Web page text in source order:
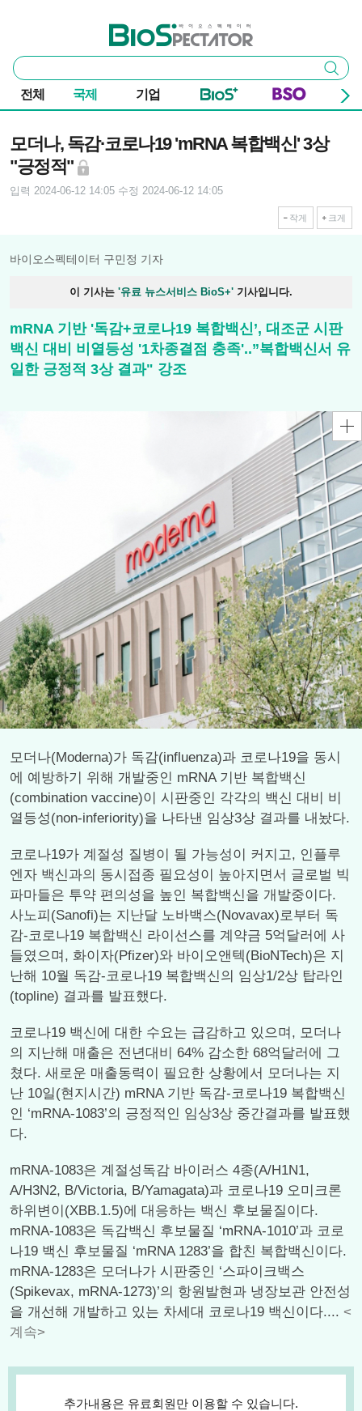
바이오스펙테이터
통
합
검
색
검색
전체 국제 기업
모더나, 독감·코로나19 'mRNA 복합백신' 3상
"긍정적"
입력 2024-06-12 14:05 수정 2024-06-12 14:05
작게 크게
바이오스펙테이터 구민정 기자
이 기사는 '유료 뉴스서비스 BioS+' 기사입니다.
mRNA 기반 '독감+코로나19 복합백신’, 대조군 시판
백신 대비 비열등성 '1차종결점 충족'..”복합백신서 유
일한 긍정적 3상 결과" 강조
모더나(Moderna)가 독감(influenza)과 코로나19을 동시
에 예방하기 위해 개발중인 mRNA 기반 복합백신
(combination vaccine)이 시판중인 각각의 백신 대비 비
열등성(non-inferiority)을 나타낸 임상3상 결과를 내놨다.
코로나19가 계절성 질병이 될 가능성이 커지고, 인플루
엔자 백신과의 동시접종 필요성이 높아지면서 글로벌 빅
파마들은 투약 편의성을 높인 복합백신을 개발중이다.
사노피(Sanofi)는 지난달 노바백스(Novavax)로부터 독
감-코로나19 복합백신 라이선스를 계약금 5억달러에 사
들였으며, 화이자(Pfizer)와 바이오앤텍(BioNTech)은 지
난해 10월 독감-코로나19 복합백신의 임상1/2상 탑라인
(topline) 결과를 발표했다.
코로나19 백신에 대한 수요는 급감하고 있으며, 모더나
의 지난해 매출은 전년대비 64% 감소한 68억달러에 그
쳤다. 새로운 매출동력이 필요한 상황에서 모더나는 지
난 10일(현지시간) mRNA 기반 독감-코로나19 복합백신
인 ‘mRNA-1083’의 긍정적인 임상3상 중간결과를 발표했
다.
mRNA-1083은 계절성독감 바이러스 4종(A/H1N1,
A/H3N2, B/Victoria, B/Yamagata)과 코로나19 오미크론
하위변이(XBB.1.5)에 대응하는 백신 후보물질이다.
mRNA-1083은 독감백신 후보물질 ‘mRNA-1010’과 코로
나19 백신 후보물질 ‘mRNA 1283’을 합친 복합백신이다.
mRNA-1283은 모더나가 시판중인 ‘스파이크백스
(Spikevax, mRNA-1273)’의 항원발현과 냉장보관 안전성
을 개선해 개발하고 있는 차세대 코로나19 백신이다.... <
계속>
추가내용은 유료회원만 이용할 수 있습니다.